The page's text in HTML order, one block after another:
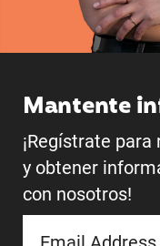
Mantente
¡Regístrate
y obtener
con nosotros!